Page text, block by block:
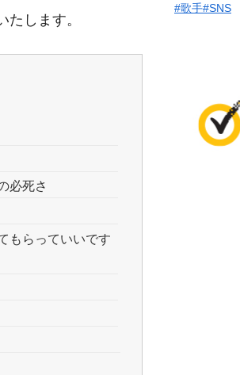
します。
必死さ
もらっていいです
#歌手#SNS